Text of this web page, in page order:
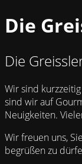
Die
Die
Wir sind
sind wir auf
Neuigkeiten.
Wir freuen uns,
begrüßen zu